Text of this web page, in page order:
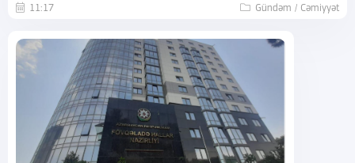
11:17 Gündəm / Cəmiyyət